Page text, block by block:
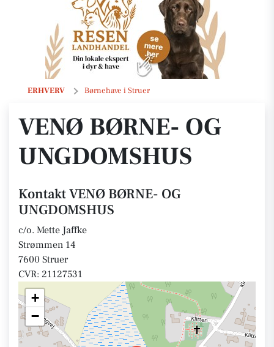
ERHVERV Børnehave i Struer
VENØ BØRNE- OG UNGDOMSHUS
VENØ BØRNE- OG
UNGDOMSHUS
Kontakt VENØ BØRNE- OG
UNGDOMSHUS
c/o. Mette Jaffke
Strømmen 14
7600 Struer
CVR: 21127531
+
−